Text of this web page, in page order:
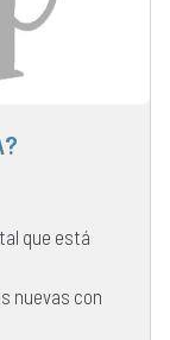
que está
nuevas con